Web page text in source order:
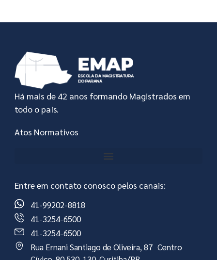
Há mais de 42 anos formando Magistrados em
todo o país.
Atos Normativos
Entre em contato conosco pelos canais:
41-99202-8818
41-3254-6500
41-3254-6500
Rua Ernani Santiago de Oliveira, 87 Centro